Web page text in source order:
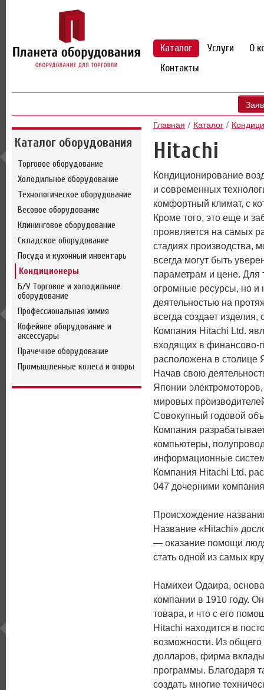
Каталог Услуги
О
Контакты
Каталог оборудования
Торговое оборудование
Холодильное оборудование
Технологическое оборудование
Весовое оборудование
Клининговое оборудование
Складское оборудование
Посуда и кухонный инвентарь
Кондиционеры
Б/У Торговое и холодильное
оборудование
Профессиональная химия
Кофейное оборудование и
аксессуары
Прачечное оборудование
Промышленные колеса и опоры
Главная Каталог
Hitachi
Кондиционирование
и современных
комфортный климат, с
Кроме того, это еще и
проявляется на самых
стадиях производства,
всегда могут быть
параметрам и цене. Для
огромные ресурсы, но и
деятельностью на
всегда создает
Компания Hitachi Ltd.
входящих в финансово-
расположена в столице
Начав свою
Японии
мировых
Совокупный годовой
Компания
компьютеры,
информационные
Компания Hitachi Ltd.
047 дочерними
Происхождение
Название «Hitachi»
— оказание помощи
стать одной из самых
Намихеи Одаира,
компании в 1910 году.
товара, и что с его
Hitachi находится в
возможности. Из
долларов, фирма
программы. Благодаря
создать многие